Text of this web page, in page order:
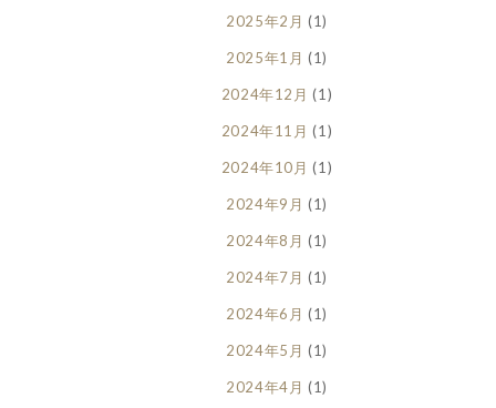
2025年2月 (1)
2025年1月 (1)
2024年12月 (1)
2024年11月 (1)
2024年10月 (1)
2024年9月 (1)
2024年8月 (1)
2024年7月 (1)
2024年6月 (1)
2024年5月 (1)
2024年4月 (1)